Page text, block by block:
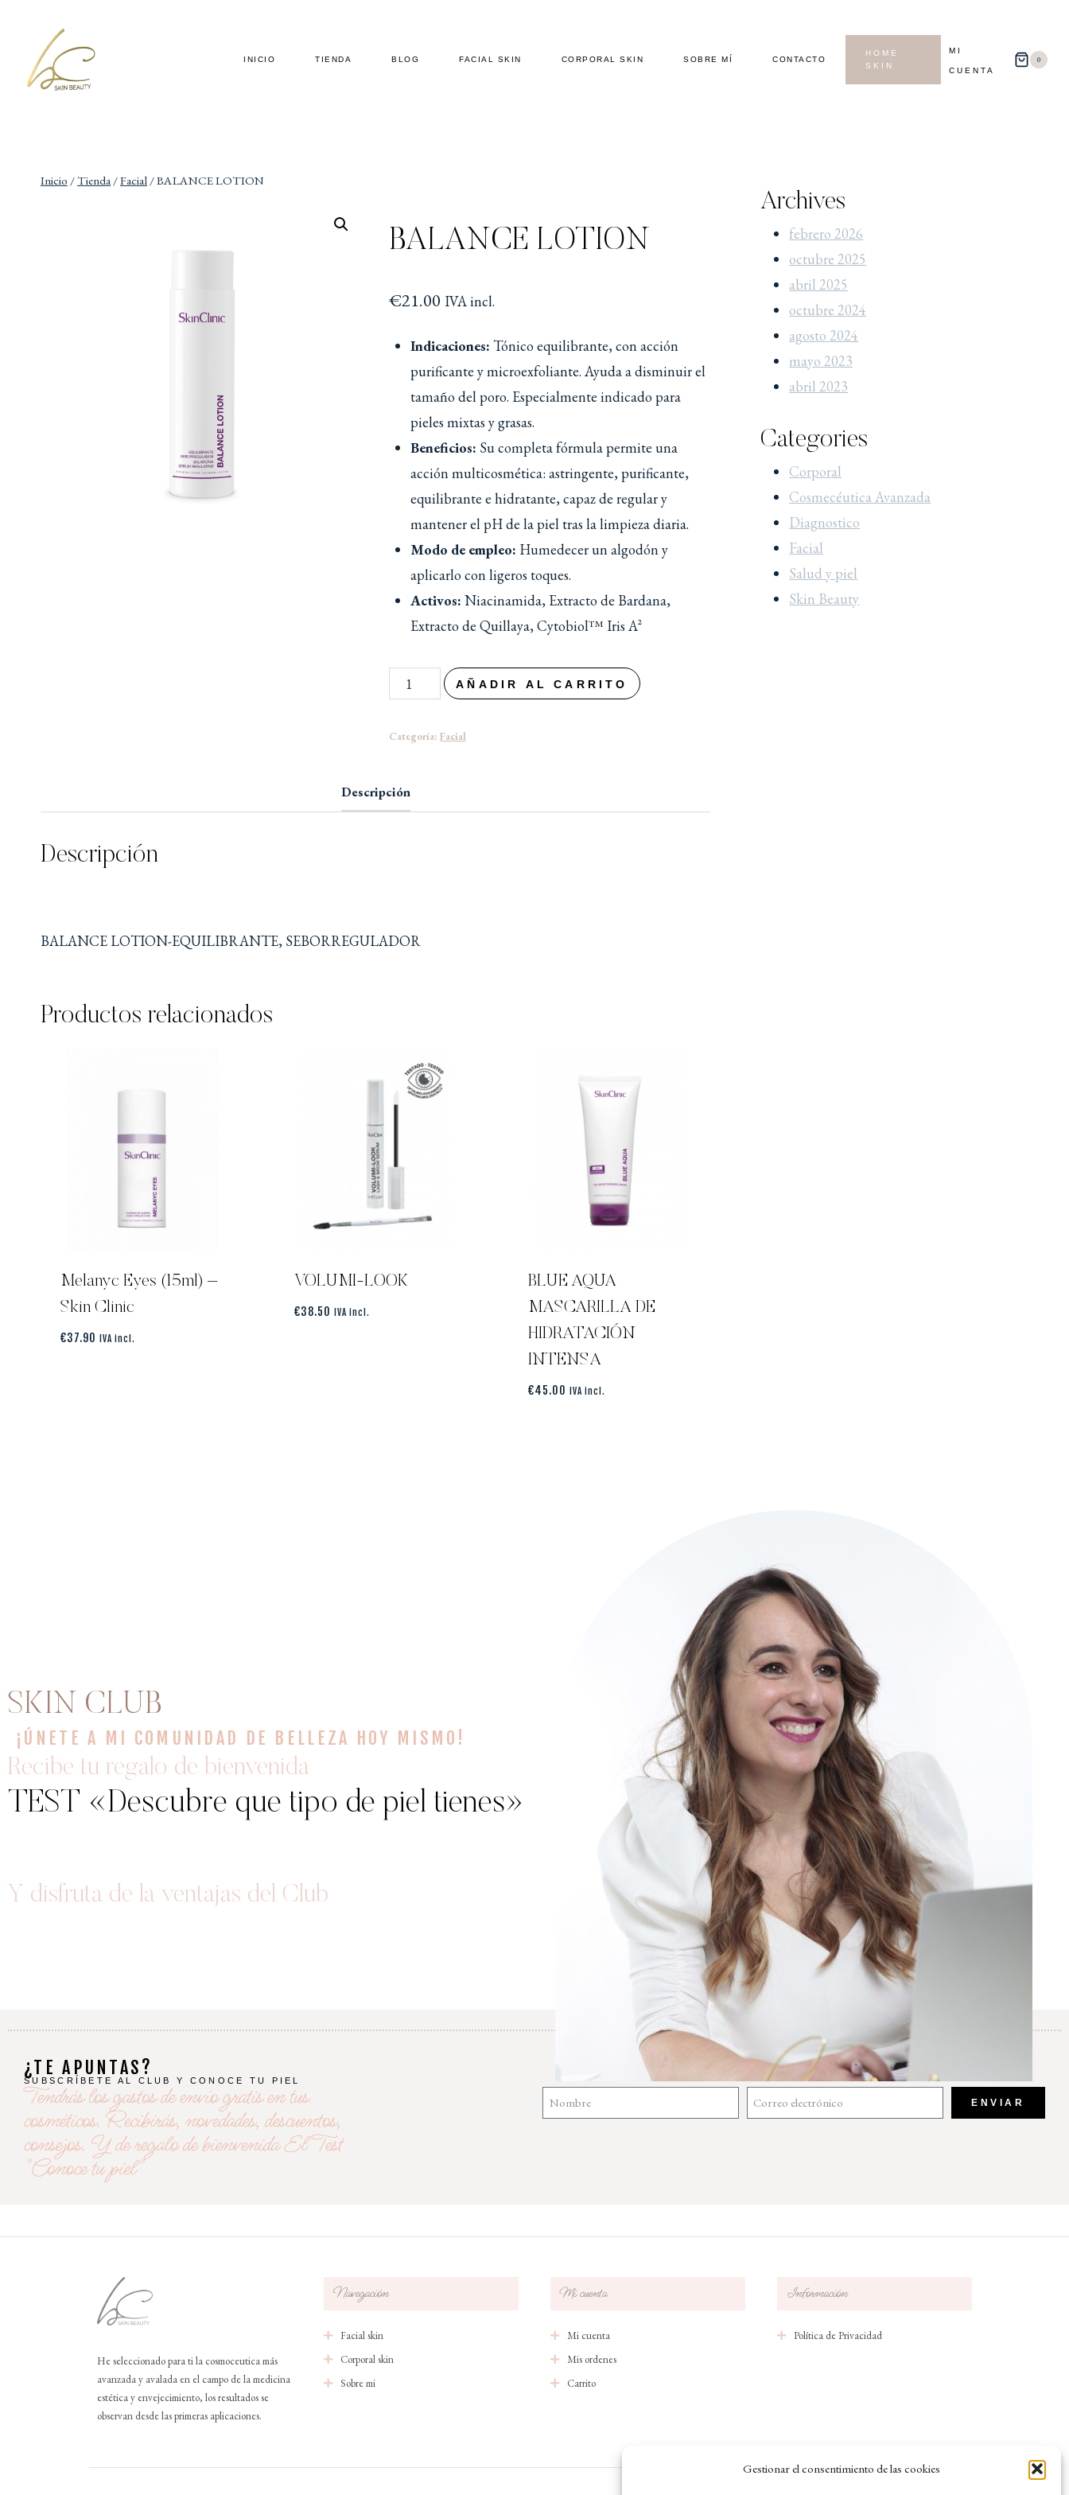
Gestionar el consentimiento de las cookies
INICIO TIENDA BLOG FACIAL SKIN CORPORAL SKIN SOBRE MÍ CONTACTO
HOME
SKIN
MI
CUENTA
0
Inicio /Tienda/Facial/BALANCE LOTION
BALANCE LOTION
€21.00 IVA incl.
Indicaciones: Tónico equilibrante, con acción
purificante y microexfoliante. Ayuda a disminuir el
tamaño del poro. Especialmente indicado para
pieles mixtas y grasas.
Beneficios: Su completa fórmula permite una
acción multicosmética: astringente, purificante,
equilibrante e hidratante, capaz de regular y
mantener el pH de la piel tras la limpieza diaria.
Modo de empleo: Humedecer un algodón y
aplicarlo con ligeros toques.
Activos: Niacinamida, Extracto de Bardana,
Extracto de Quillaya, Cytobiol™ Iris A²
AÑADIR AL CARRITO
Categoría: Facial
Descripción
Descripción
BALANCE LOTION-EQUILIBRANTE, SEBORREGULADOR
Productos relacionados
Melanyc Eyes (15ml) –
Skin Clinic
€37.90 IVA incl.
VOLUMI-LOOK
€38.50 IVA incl.
BLUE AQUA
MASCARILLA DE
HIDRATACIÓN
INTENSA
€45.00 IVA incl.
Archives
febrero 2026
octubre 2025
abril 2025
octubre 2024
agosto 2024
mayo 2023
abril 2023
Categories
Corporal
Cosmecéutica Avanzada
Diagnostico
Facial
Salud y piel
Skin Beauty
SKIN CLUB
¡ÚNETE A MI COMUNIDAD DE BELLEZA HOY MISMO!
Recibe tu regalo de bienvenida
TEST «Descubre que tipo de piel tienes»
Y disfruta de la ventajas del Club
¿TE APUNTAS?
SUBSCRÍBETE AL CLUB Y CONOCE TU PIEL
Tendrás los gastos de envío gratis en tus
cosméticos. Recibirás, novedades, descuentos,
consejos. Y de regalo de bienvenida El Test
"Conoce tu piel"
ENVIAR
He seleccionado para ti la cosmoceutica más
avanzada y avalada en el campo de la medicina
estética y envejecimiento, los resultados se
observan desde las primeras aplicaciones.
Navegación
Facial skin
Corporal skin
Sobre mi
Mi cuenta
Mi cuenta
Mis ordenes
Carrito
Información
Política de Privacidad